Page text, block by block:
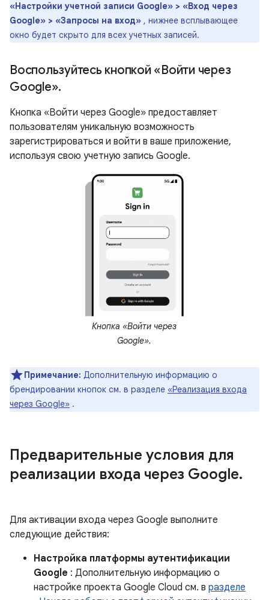
«Настройки учетной записи Google» > «Вход через
Google» > «Запросы на вход» , нижнее всплывающее
окно будет скрыто для всех учетных записей.
Воспользуйтесь кнопкой «Войти через
Google».
Кнопка «Войти через Google» предоставляет
пользователям уникальную возможность
зарегистрироваться и войти в ваше приложение,
используя свою учетную запись Google.
Кнопка «Войти через
Google».
Примечание: Дополнительную информацию о
брендировании кнопок см. в разделе «Реализация входа
через Google» .
Предварительные условия для
реализации входа через Google.
Для активации входа через Google выполните
следующие действия:
Настройка платформы аутентификации
Google : Дополнительную информацию о
настройке проекта Google Cloud см. в разделе